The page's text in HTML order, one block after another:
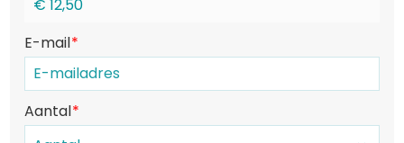
€ 12,50
E-mail
Aantal